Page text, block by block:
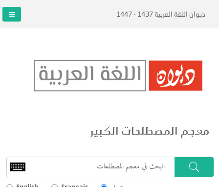
ديوان اللغة العربية 1437 - 1447
معجم المصطلحات الكبير